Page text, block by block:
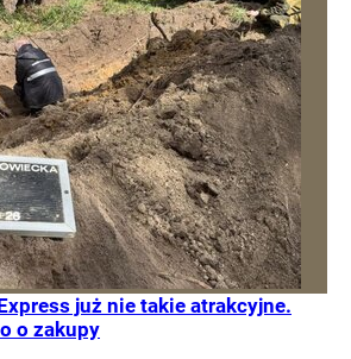
już nie takie atrakcyjne.
o zakupy